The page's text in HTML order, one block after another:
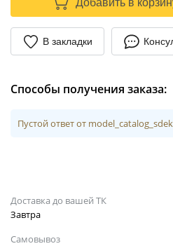
В закладки
Способы получения заказа:
Пустой ответ от
Доставка до вашей ТК
Завтра
Самовывоз